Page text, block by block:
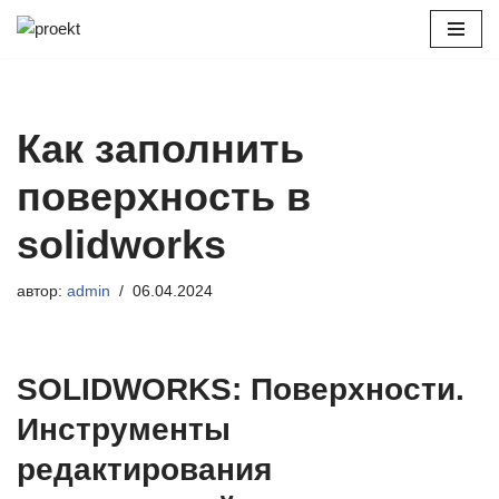
Как заполнить
поверхность в
solidworks
автор: admin 06.04.2024
SOLIDWORKS: Поверхности.
Инструменты
редактирования